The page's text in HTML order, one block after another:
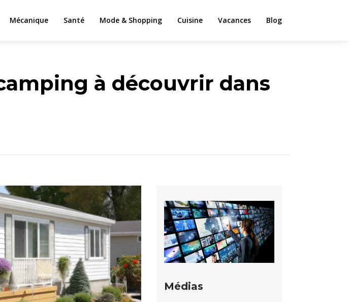
Mécanique Santé Mode & Shopping Cuisine Vacances Blog
à découvrir dans
Médias